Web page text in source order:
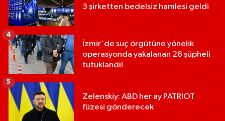
3 şirketten bedelsiz hamlesi geldi
İzmir'de suç örgütüne yönelik
operasyonda yakalanan 28 şüpheli
tutuklandı!
4
Zelenskiy: ABD her ay PATRİOT
füzesi gönderecek
5